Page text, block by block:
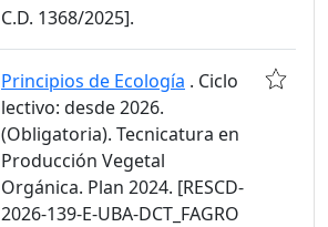
C.D. 1368/2025].
Principios de Ecología . Ciclo
lectivo: desde 2026.
(Obligatoria). Tecnicatura en
Producción Vegetal
Orgánica. Plan 2024. [RESCD-
2026-139-E-UBA-DCT_FAGRO